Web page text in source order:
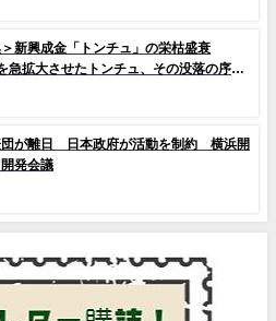
＞新興成金「トンチュ」の栄枯盛衰
急拡大させたトンチュ、その没落の序幕
団が離日 日本政府が活動を制約 横浜開
発会議